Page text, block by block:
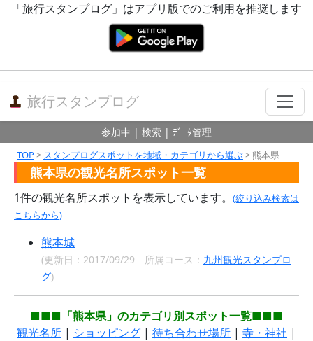
「旅行スタンプログ」はアプリ版でのご利用を推奨します
旅行スタンプログ
参加中 | 検索 | ﾃﾞｰﾀ管理
TOP> スタンプログスポットを地域・カテゴリから選ぶ> 熊本県
熊本県の観光名所スポット一覧
1件の観光名所スポットを表示しています。
(絞り込み検索は
こちらから)
熊本城
(更新日：2017/09/29 所属コース： 九州観光スタンプロ
グ)
■■■「熊本県」のカテゴリ別スポット一覧■■■
観光名所 | ショッピング | 待ち合わせ場所 | 寺・神社 |